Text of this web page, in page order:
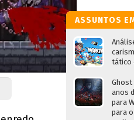
ASSUNTOS
tático
Ghost
anos
para
para